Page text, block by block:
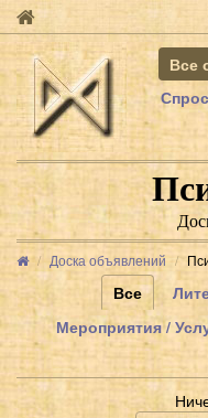
Все
Спрос
Доска объявлений
Все
Мероприятия /